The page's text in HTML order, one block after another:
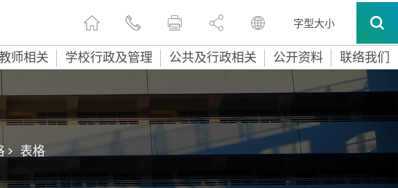
字型大小
师相关 学校行政及管理 公共及行政相关 公开资料 联络我们
> 表格